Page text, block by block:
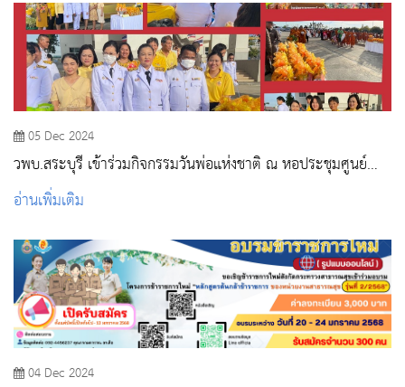
05 Dec 2024
วพบ.สระบุรี เข้าร่วมกิจกรรมวันพ่อแห่งชาติ ณ หอประชุมศูนย์
ราชการจังหวัดสระบุรี
อ่านเพิ่มเติม
04 Dec 2024